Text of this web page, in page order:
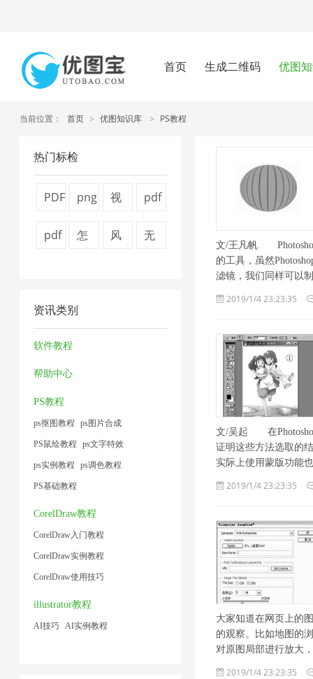
首页 生成二维码 优图
当前位置： 首页 > 优图知识库 > PS教程
热门标检
PDF
缩
1
png
具
1
视
pdf
1
pdf
压
缩
1
怎
缩
风
无
资讯类别
软件教程
帮助中心
PS教程
ps抠图教程 ps图片合成
PS鼠绘教程 ps文字特效
ps实例教程 ps调色教程
PS基础教程
CorelDraw教程
CorelDraw入门教程
CorelDraw实例教程
CorelDraw使用技巧
illustrator教程
AI技巧 AI实例教程
文/王凡帆 Photoshop
的工具，虽然
滤镜，我们同样可以
2019/1/4 23:23:35
文/吴起 在
证明这些方法选取的
实际上使用蒙版功能
2019/1/4 23:23:35
大家知道在网页上的
的观察。比如地图的
对原图局部进行放大
2019/1/4 23:23:35